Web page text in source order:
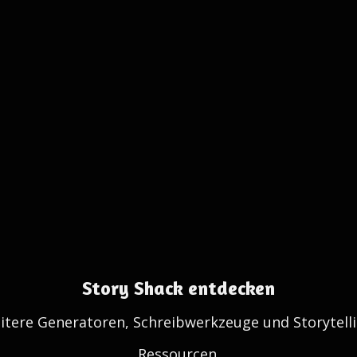
Story Shack entdecken
Generatoren, Schreibwerkzeuge und